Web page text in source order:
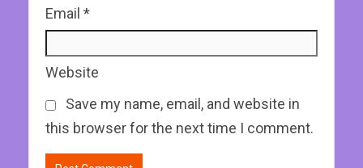
Email *
Website
Save my name, email, and website in
this browser for the next time I comment.